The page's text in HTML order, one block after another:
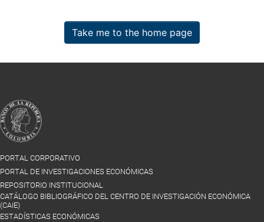
Take me to the home page
PORTAL CORPORATIVO
PORTAL DE INVESTIGACIONES ECONÓMICAS
REPOSITORIO INSTITUCIONAL
CATÁLOGO BIBLIOGRÁFICO DEL CENTRO DE INVESTIGACIÓN ECONÓMICA
(CAIE)
ESTADÍSTICAS ECONÓMICAS